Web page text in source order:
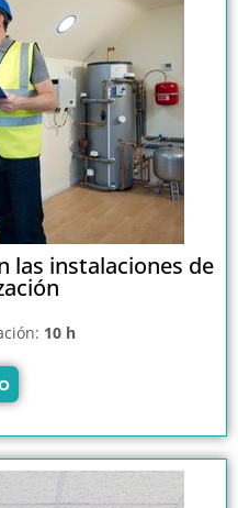
las instalaciones de
10 h